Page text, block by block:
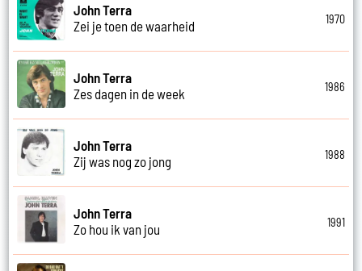
John Terra
Zei je toen de waarheid
1970
John Terra
Zes dagen in de week
1986
John Terra
Zij was nog zo jong
1988
John Terra
Zo hou ik van jou
1991